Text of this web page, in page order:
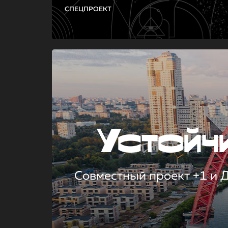
СПЕЦПРОЕКТ
Совместный проект +1 и